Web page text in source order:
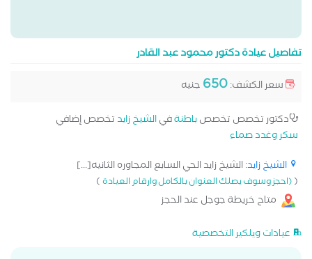
تفاصيل عيادة دكتور محمود عبد القادر
سعر الكشف:650 جنيه
دكتور تخصص تخصصباطنةفيالشيخ زايدتخصص إضافي
سكر وغدد صماء
الشيخ زايد: الشيخ زايد الحي السابع المجاوره الثانيه[...]
((احجز وسوف يصلك العنوان بالكامل وارقام العيادة)
متاح خريطة جوجل عند الحجز
عيادات ويلكير التخصصية